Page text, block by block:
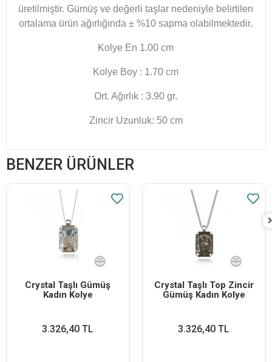
üretilmiştir. Gümüş ve değerli taşlar nedeniyle belirtilen
ortalama ürün ağırlığında ± %10 sapma olabilmektedir.
Kolye En 1.00 cm
Kolye Boy : 1.70 cm
Ort. Ağırlık : 3.90 gr.
Zincir Uzunluk: 50 cm
BENZER ÜRÜNLER
Crystal Taşlı Gümüş
Kadın Kolye
3.326,40 TL
Crystal Taşlı Top Zincir
Gümüş Kadın Kolye
3.326,40 TL